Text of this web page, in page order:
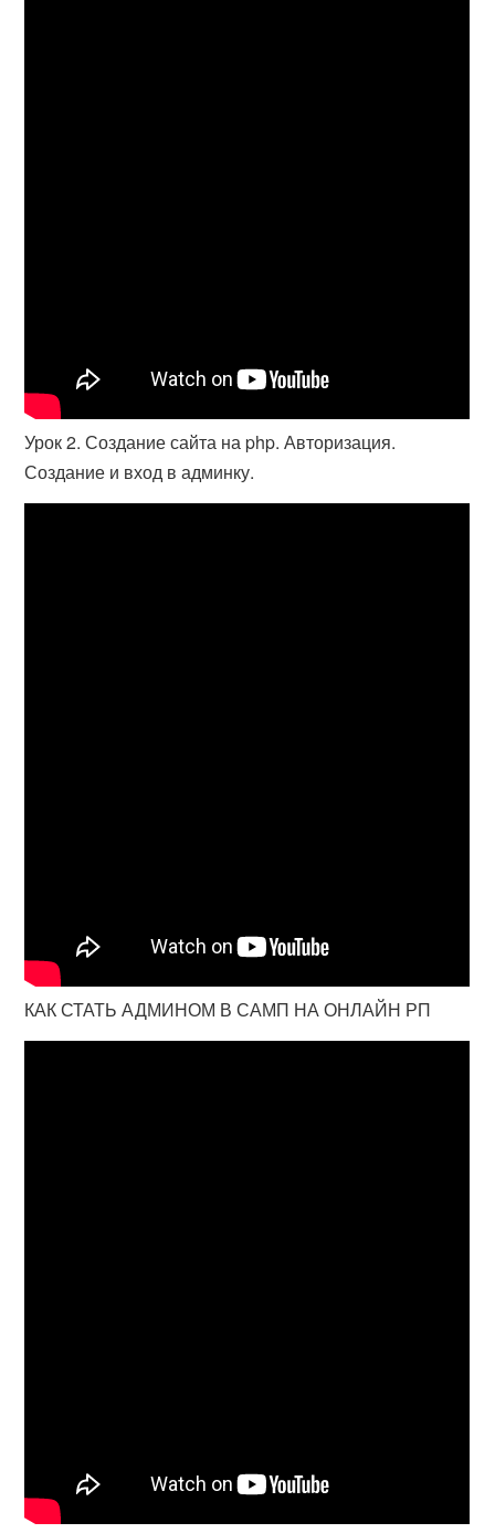
Урок 2. Создание сайта на php. Авторизация.
Создание и вход в админку.
КАК СТАТЬ АДМИНОМ В САМП НА ОНЛАЙН РП